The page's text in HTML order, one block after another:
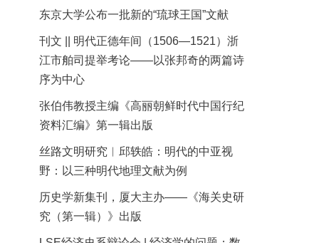
东京大学公布一批新的“琉球王国”文献
刊文 || 明代正德年间（1506—1521）浙
江市舶司提举考论——以张邦奇的两篇诗
序为中心
张伯伟教授主编《高丽朝鲜时代中国行纪
资料汇编》第一辑出版
丝路文明研究︱邱轶皓：明代的中亚视
野：以三种明代地理文献为例
历史学新集刊，厦大主办——《海关史研
究（第一辑）》出版